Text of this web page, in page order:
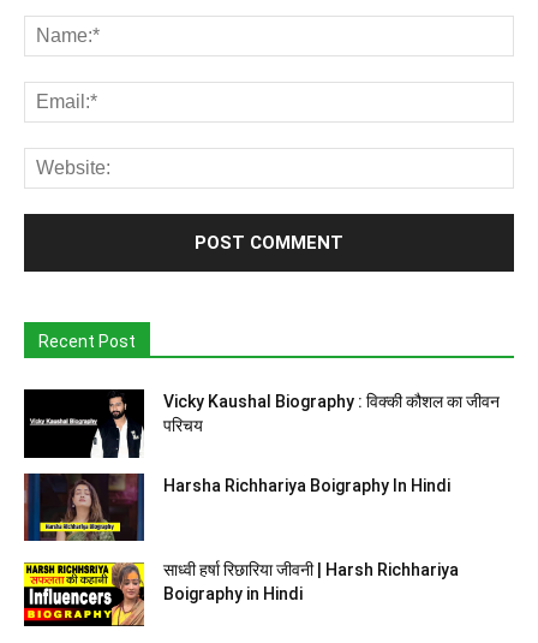
Recent Post
Vicky Kaushal Biography : विक्की कौशल का जीवन
परिचय
Harsha Richhariya Boigraphy In Hindi
साध्वी हर्षा रिछारिया जीवनी | Harsh Richhariya
Boigraphy in Hindi